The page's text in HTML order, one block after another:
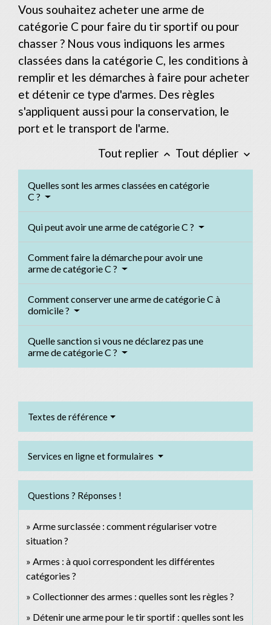
Vous souhaitez acheter une arme de
catégorie C pour faire du tir sportif ou pour
chasser ? Nous vous indiquons les armes
classées dans la catégorie C, les conditions à
remplir et les démarches à faire pour acheter
et détenir ce type d'armes. Des règles
s'appliquent aussi pour la conservation, le
port et le transport de l'arme.
Tout replier keyboard_arrow_up Tout déplier keyboard_arrow_down
Quelles sont les armes classées en catégorie
C ?
Qui peut avoir une arme de catégorie C ?
Comment faire la démarche pour avoir une
arme de catégorie C ?
Comment conserver une arme de catégorie C à
domicile ?
Quelle sanction si vous ne déclarez pas une
arme de catégorie C ?
Textes de référence
Services en ligne et formulaires
Questions ? Réponses !
Arme surclassée : comment régulariser votre
situation ?
Armes : à quoi correspondent les différentes
catégories ?
Collectionner des armes : quelles sont les règles ?
Détenir une arme pour le tir sportif : quelles sont les